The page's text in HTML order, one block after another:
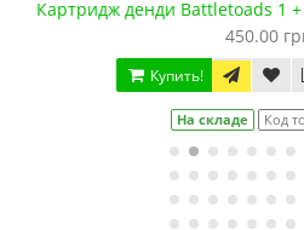
Картридж денди Battletoads 1
450.00
Купить!
На складе Код